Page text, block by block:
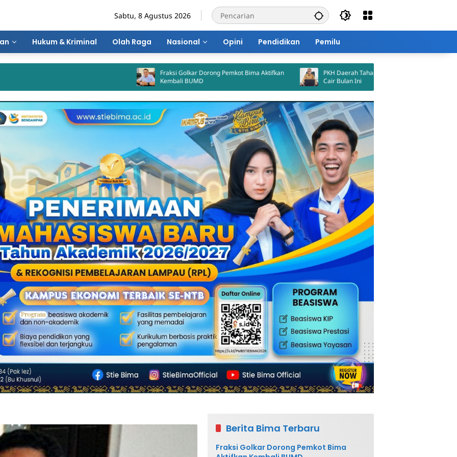
Sabtu, 8 Agustus 2026
Hukum & Kriminal Olah Raga Nasional Opini Pendidikan Pemilu
Fraksi Golkar Dorong Pemkot Bima Aktifkan
Kembali BUMD
PKH Daerah Tahap II Kota Bima Dijadwalkan
Cair Bulan Ini
Berita Bima Terbaru
Fraksi Golkar Dorong Pemkot Bima